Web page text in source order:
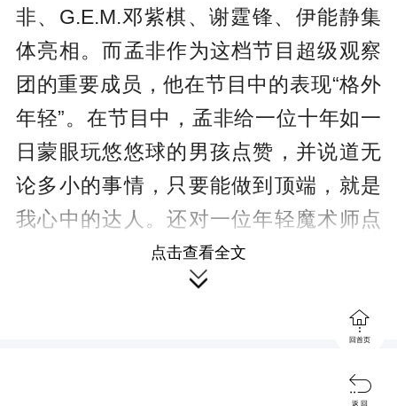
非、G.E.M.邓紫棋、谢霆锋、伊能静集
体亮相。而孟非作为这档节目超级观察
团的重要成员，他在节目中的表现“格外
年轻”。在节目中，孟非给一位十年如一
日蒙眼玩悠悠球的男孩点赞，并说道无
论多小的事情，只要能做到顶端，就是
我心中的达人。还对一位年轻魔术师点
评到：“人生应该是懂得正义的东西，追
求美好的东西，感受奇妙的东西，魔术
除此之外，在近期将要播出的《令
点击查看全文


回首页

返 回